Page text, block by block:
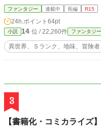
銭を稼ぐ毎日を満喫する。 「すみませーん、薬草採取してたらドラゴンに襲わ
れたんでついでに狩ってきましたー」
味が滅茶苦茶派手だという事実に。 「それにしても冒険者ランクって簡単にあ
がるんだなぁ」 それに気づかない
く。
ファンタジー 連載中 長編 R15
24h.ポイント 64pt
小説 14 位 / 22,260件 ファンタジー
異世界、Ｓランク、地味、冒険者
3
【書籍化・コミカライズ